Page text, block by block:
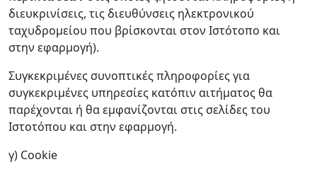
διευκρινίσεις, τις διευθύνσεις ηλεκτρονικού
ταχυδρομείου που βρίσκονται στον Ιστότοπο και
στην εφαρμογή).
Συγκεκριμένες συνοπτικές πληροφορίες για
συγκεκριμένες υπηρεσίες κατόπιν αιτήματος θα
παρέχονται ή θα εμφανίζονται στις σελίδες του
Ιστοτόπου και στην εφαρμογή.
γ) Cookie